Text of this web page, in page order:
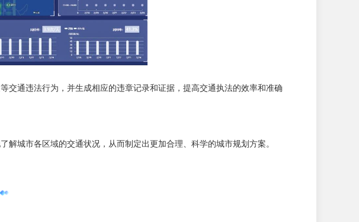
交通违法行为，并生成相应的违章记录和证据，提高交通执法的效率和准确
城市各区域的交通状况，从而制定出更加合理、科学的城市规划方案。